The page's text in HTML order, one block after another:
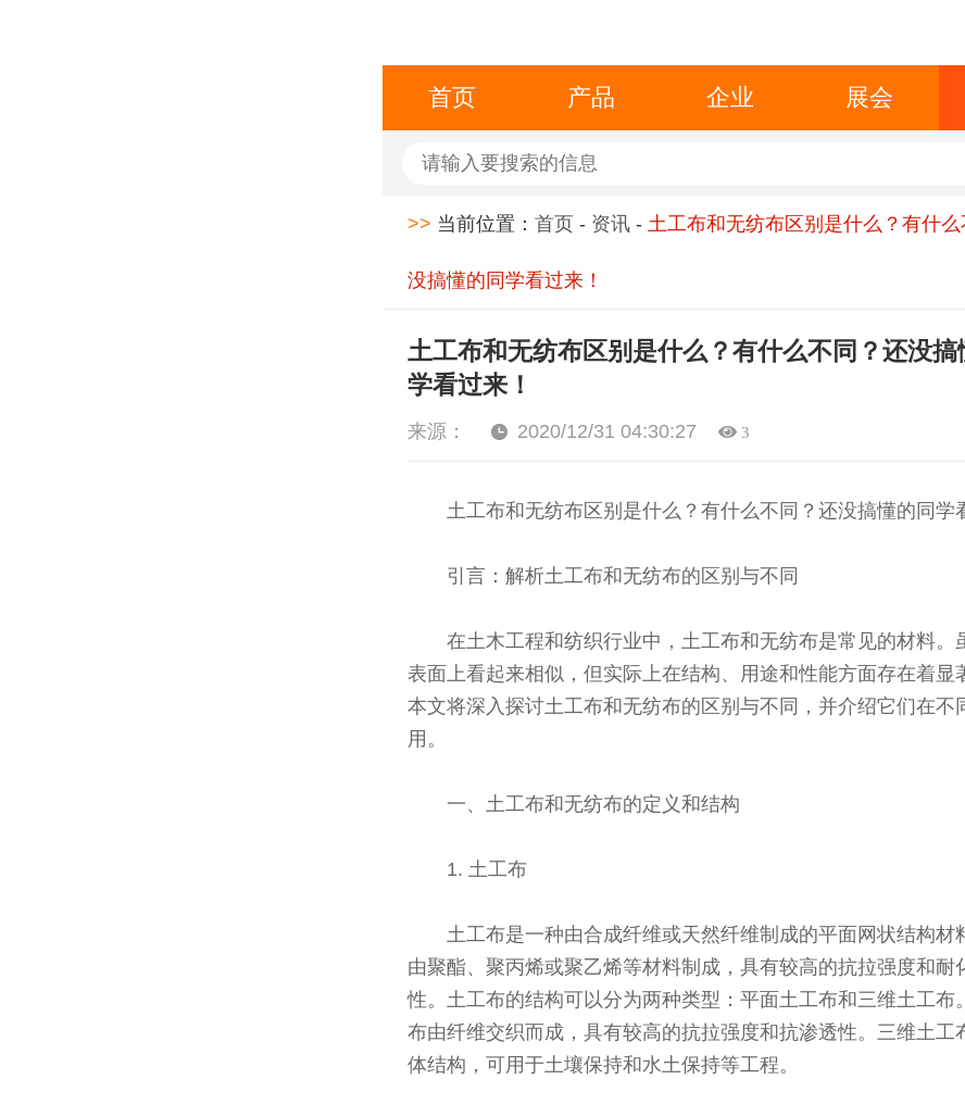
首页 产品 企业 展会
>> 当前位置： 首页 - 资讯- 土工布和无纺布区别是什么？有什
没搞懂的同学看过来！
土工布和无纺布区别是什么？有什么不同？还没搞
学看过来！
来源： 2020/12/31 04:30:27 3
土工布和无纺布区别是什么？有什么不同？还没搞懂的同学
引言：解析土工布和无纺布的区别与不同
在土木工程和纺织行业中，土工布和无纺布是常见的材料。
表面上看起来相似，但实际上在结构、用途和性能方面存在着显
本文将深入探讨土工布和无纺布的区别与不同，并介绍它们在不
用。
一、土工布和无纺布的定义和结构
1. 土工布
土工布是一种由合成纤维或天然纤维制成的平面网状结构材
由聚酯、聚丙烯或聚乙烯等材料制成，具有较高的抗拉强度和耐
性。土工布的结构可以分为两种类型：平面土工布和三维土工布
布由纤维交织而成，具有较高的抗拉强度和抗渗透性。三维土工
体结构，可用于土壤保持和水土保持等工程。